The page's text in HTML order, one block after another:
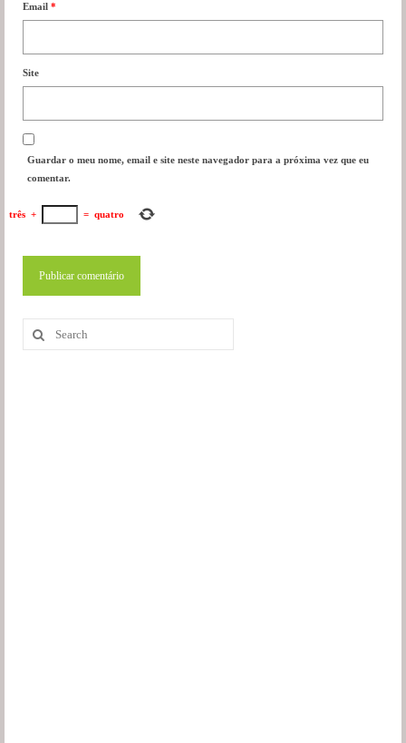
Email *
Site
Guardar o meu nome, email e site neste navegador para a próxima vez que eu
comentar.
três + = quatro
Search
for: